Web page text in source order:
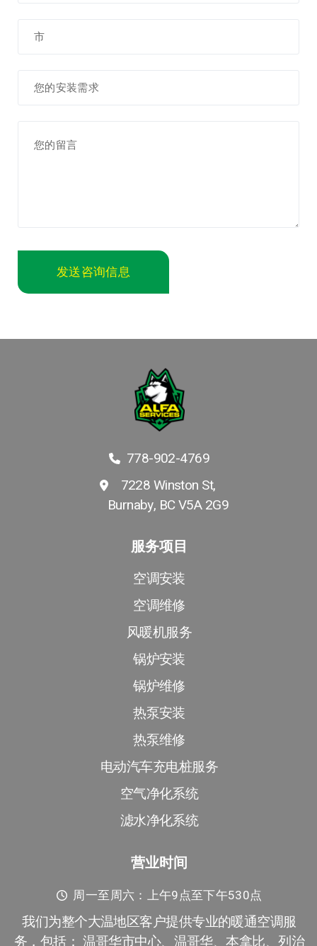
发送咨询信息
778-902-4769
7228 Winston St,
Burnaby, BC V5A 2G9
服务项目
空调安装
空调维修
风暖机服务
锅炉安装
锅炉维修
热泵安装
热泵维修
电动汽车充电桩服务
空气净化系统
滤水净化系统
营业时间
周一至周六：上午9点至下午530点
我们为整个大温地区客户提供专业的暖通空调服
务，包括： 温哥华市中心、温哥华、本拿比、列治